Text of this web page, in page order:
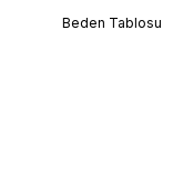
Beden Tablosu